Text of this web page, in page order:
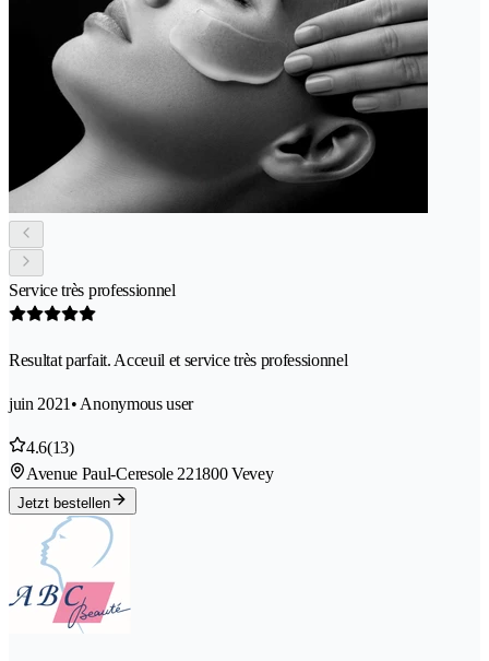
Service très professionnel
Resultat parfait. Acceuil et service très professionnel
juin 2021 • Anonymous user
4.6(13)
Avenue Paul-Ceresole 221800 Vevey
Jetzt bestellen